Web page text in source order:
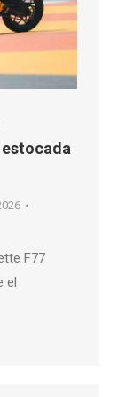
estocada
F77
el